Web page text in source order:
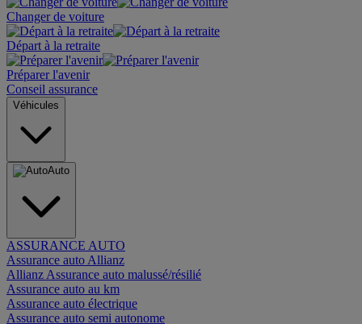
Changer de voiture
Départ à la retraite
Préparer l'avenir
Conseil assurance
Véhicules
Auto
ASSURANCE AUTO
Assurance auto Allianz
Allianz Assurance auto malussé/résilié
Assurance auto au km
Assurance auto électrique
Assurance auto semi autonome